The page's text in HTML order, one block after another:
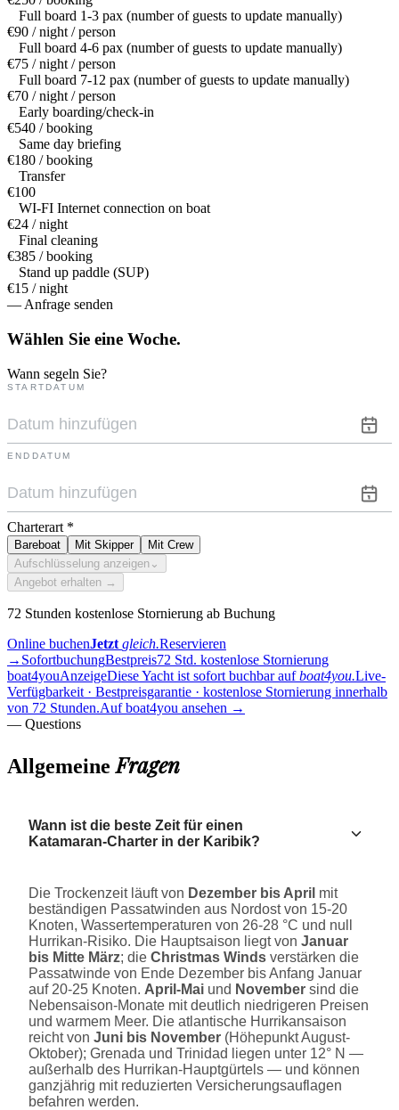
Full board 1-3 pax (number of guests to update manually)
€90 / night / person
Full board 4-6 pax (number of guests to update manually)
€75 / night / person
Full board 7-12 pax (number of guests to update manually)
€70 / night / person
Early boarding/check-in
€540 / booking
Same day briefing
€180 / booking
Transfer
€100
WI-FI Internet connection on boat
€24 / night
Final cleaning
€385 / booking
Stand up paddle (SUP)
€15 / night
— Anfrage senden
Wählen Sie eine Woche.
Wann segeln Sie?
STARTDATUM
ENDDATUM
Charterart *
Bareboat Mit Skipper
Mit Crew
Aufschlüsselung anzeigen ⌄
Angebot erhalten →
72 Stunden kostenlose Stornierung ab Buchung
Online buchenJetzt gleich.Reservieren
→ SofortbuchungBestpreis72 Std. kostenlose Stornierung
boat4youAnzeigeDiese Yacht ist sofort buchbar auf boat4you.Live-
Verfügbarkeit · Bestpreisgarantie · kostenlose Stornierung innerhalb
von 72 Stunden.Auf boat4you ansehen →
— Questions
AllgemeineFragen
Wann ist die beste Zeit für einen
Katamaran-Charter in der Karibik?
Die Trockenzeit läuft von Dezember bis April mit
beständigen Passatwinden aus Nordost von 15-20
Knoten, Wassertemperaturen von 26-28 °C und null
Hurrikan-Risiko. Die Hauptsaison liegt von Januar
bis Mitte März; die Christmas Winds verstärken die
Passatwinde von Ende Dezember bis Anfang Januar
auf 20-25 Knoten. April-Mai und November sind die
Nebensaison-Monate mit deutlich niedrigeren Preisen
und warmem Meer. Die atlantische Hurrikansaison
reicht von Juni bis November (Höhepunkt August-
Oktober); Grenada und Trinidad liegen unter 12° N —
außerhalb des Hurrikan-Hauptgürtels — und können
ganzjährig mit reduzierten Versicherungsauflagen
befahren werden.